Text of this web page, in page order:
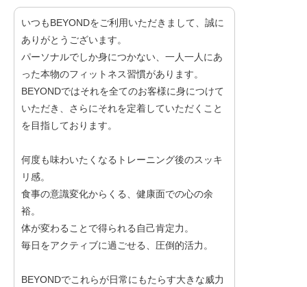
いつもBEYONDをご利用いただきまして、誠に
ありがとうございます。
パーソナルでしか身につかない、一人一人にあ
った本物のフィットネス習慣があります。
BEYONDではそれを全てのお客様に身につけて
いただき、さらにそれを定着していただくこと
を目指しております。
何度も味わいたくなるトレーニング後のスッキ
リ感。
食事の意識変化からくる、健康面での心の余
裕。
体が変わることで得られる自己肯定力。
毎日をアクティブに過ごせる、圧倒的活力。
BEYONDでこれらが日常にもたらす大きな威力